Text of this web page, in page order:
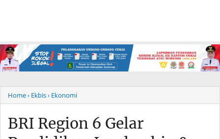
Home› Ekbis› Ekonomi
BRI Region 6 Gelar